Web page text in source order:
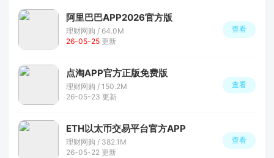
阿里巴巴APP2026官方版
理财网购 / 64.0M
26-05-25 更新
查看
点淘APP官方正版免费版
理财网购 / 150.2M
26-05-23 更新
查看
ETH以太币交易平台官方APP
理财网购 / 382.1M
26-05-22 更新
查看